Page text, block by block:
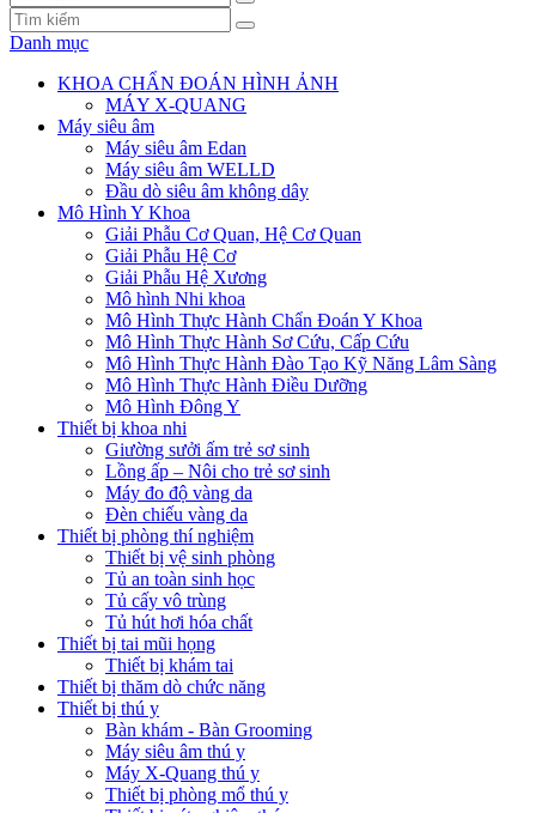
Danh mục
KHOA CHẨN ĐOÁN HÌNH ẢNH
MÁY X-QUANG
Máy siêu âm
Máy siêu âm Edan
Máy siêu âm WELLD
Đầu dò siêu âm không dây
Mô Hình Y Khoa
Giải Phẫu Cơ Quan, Hệ Cơ Quan
Giải Phẫu Hệ Cơ
Giải Phẫu Hệ Xương
Mô hình Nhi khoa
Mô Hình Thực Hành Chẩn Đoán Y Khoa
Mô Hình Thực Hành Sơ Cứu, Cấp Cứu
Mô Hình Thực Hành Đào Tạo Kỹ Năng Lâm Sàng
Mô Hình Thực Hành Điều Dưỡng
Mô Hình Đông Y
Thiết bị khoa nhi
Giường sưởi ấm trẻ sơ sinh
Lồng ấp – Nôi cho trẻ sơ sinh
Máy đo độ vàng da
Đèn chiếu vàng da
Thiết bị phòng thí nghiệm
Thiết bị vệ sinh phòng
Tủ an toàn sinh học
Tủ cấy vô trùng
Tủ hút hơi hóa chất
Thiết bị tai mũi họng
Thiết bị khám tai
Thiết bị thăm dò chức năng
Thiết bị thú y
Bàn khám - Bàn Grooming
Máy siêu âm thú y
Máy X-Quang thú y
Thiết bị phòng mổ thú y